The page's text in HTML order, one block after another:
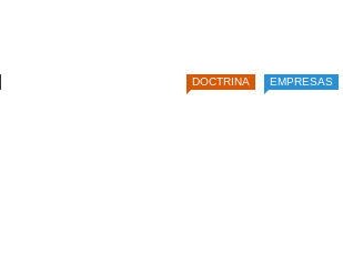
DOCTRINA EMPRESAS